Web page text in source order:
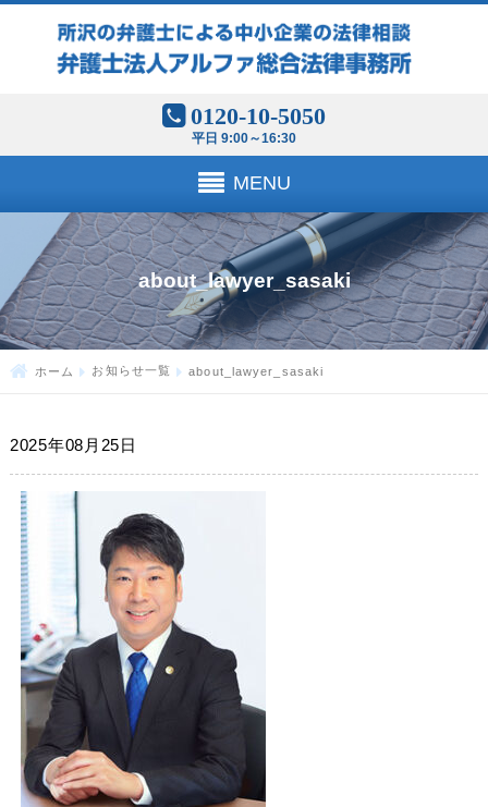
0120-10-5050
平日 9:00～16:30
MENU
about_lawyer_sasaki
ホーム お知らせ一覧 about_lawyer_sasaki
2025年08月25日